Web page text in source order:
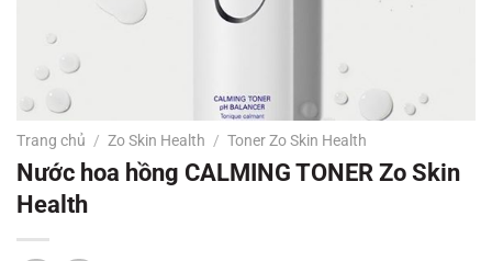
Trang chủ / Zo Skin Health / Toner Zo Skin Health
Nước hoa hồng CALMING TONER Zo Skin
Health